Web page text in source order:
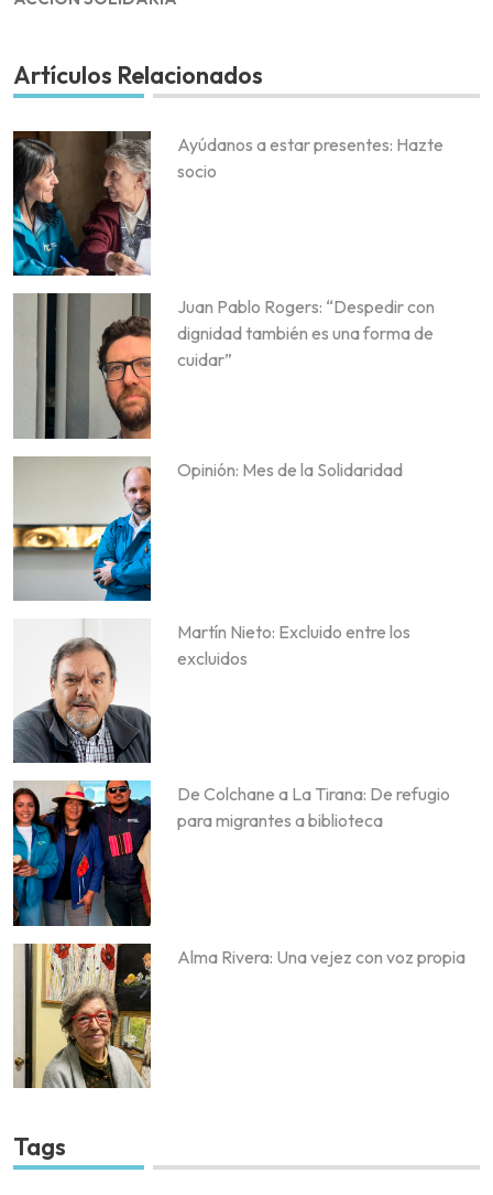
Artículos Relacionados
Ayúdanos a estar presentes: Hazte
socio
Juan Pablo Rogers: “Despedir con
dignidad también es una forma de
cuidar”
Opinión: Mes de la Solidaridad
Martín Nieto: Excluido entre los
excluidos
De Colchane a La Tirana: De refugio
para migrantes a biblioteca
Alma Rivera: Una vejez con voz propia
Tags